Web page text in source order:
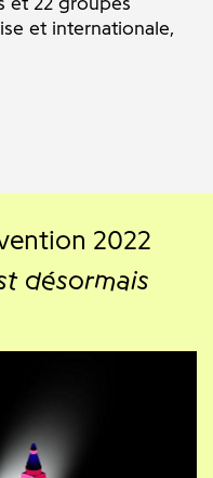
et internationale,
2022
désormais